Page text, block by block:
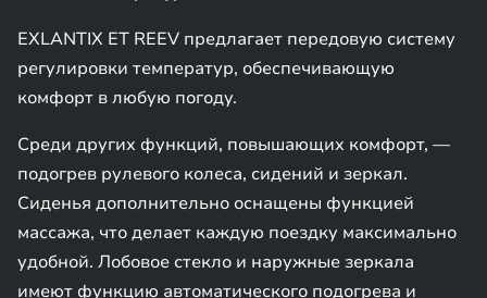
EXLANTIX ET REEV предлагает передовую систему
регулировки температур, обеспечивающую
комфорт в любую погоду.
Среди других функций, повышающих комфорт, —
подогрев рулевого колеса, сидений и зеркал.
Сиденья дополнительно оснащены функцией
массажа, что делает каждую поездку максимально
удобной. Лобовое стекло и наружные зеркала
имеют функцию автоматического подогрева и